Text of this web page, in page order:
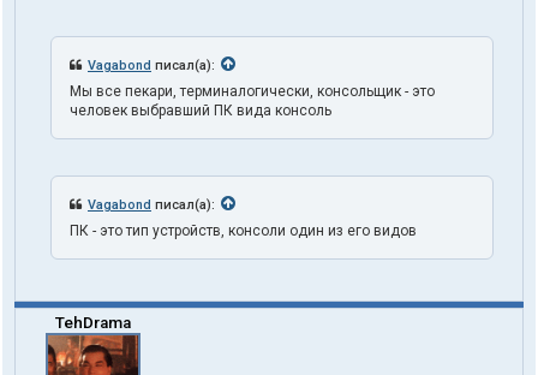
а
т
л
я
t
u
h
1
Vagabond писал(а):
Мы все пекари, терминалогически, консольщик - это
человек выбравший ПК вида консоль
Vagabond писал(а):
ПК - это тип устройств, консоли один из его видов
TehDrama